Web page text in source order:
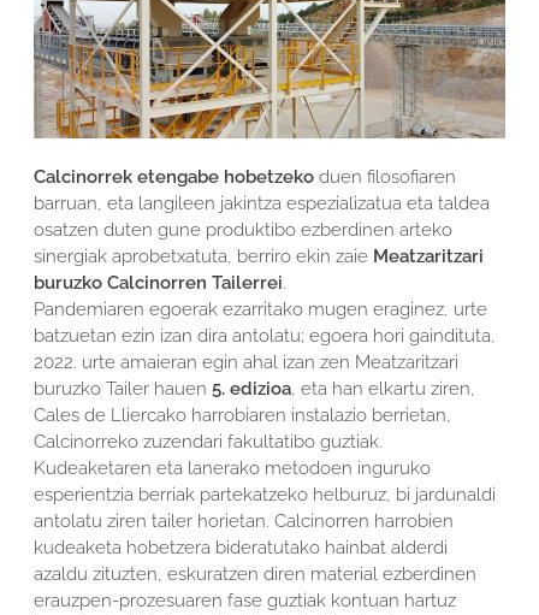
Calcinorrek etengabe hobetzekoduen filosofiaren
barruan, eta langileen jakintza espezializatua eta taldea
osatzen duten gune produktibo ezberdinen arteko
sinergiak aprobetxatuta, berriro ekin zaie Meatzaritzari
buruzko Calcinorren Tailerrei.
Pandemiaren egoerak ezarritako mugen eraginez, urte
batzuetan ezin izan dira antolatu; egoera hori gaindituta,
2022. urte amaieran egin ahal izan zen Meatzaritzari
buruzko Tailer hauen 5. edizioa, eta han elkartu ziren,
Cales de Lliercako harrobiaren instalazio berrietan,
Calcinorreko zuzendari fakultatibo guztiak.
Kudeaketaren eta lanerako metodoen inguruko
esperientzia berriak partekatzeko helburuz, bi jardunaldi
antolatu ziren tailer horietan. Calcinorren harrobien
kudeaketa hobetzera bideratutako hainbat alderdi
azaldu zituzten, eskuratzen diren material ezberdinen
erauzpen-prozesuaren fase guztiak kontuan hartuz